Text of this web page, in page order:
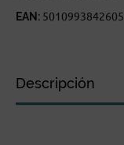
EAN: 5010993842605
Descripción